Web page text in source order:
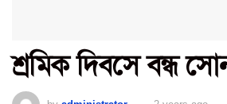
শ্রমিক দিবসে বন্ধ